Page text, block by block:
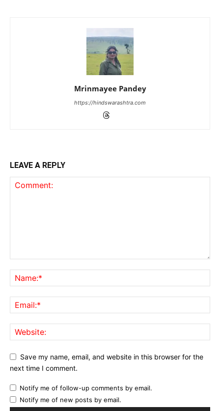
Mrinmayee Pandey
https://hindswarashtra.com
LEAVE A REPLY
Save my name, email, and website in this browser for the
next time I comment.
Notify me of follow-up comments by email.
Notify me of new posts by email.